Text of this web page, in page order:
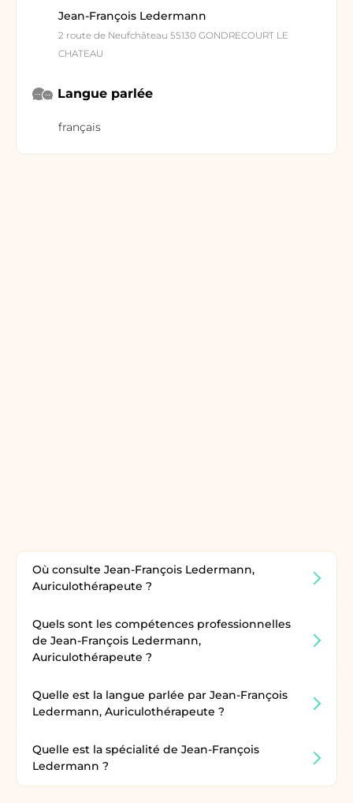
Jean-François Ledermann
2 route de Neufchâteau 55130 GONDRECOURT LE
CHATEAU
Langue parlée
français
Où consulte Jean-François Ledermann,
Auriculothérapeute ?
Quels sont les compétences professionnelles
de Jean-François Ledermann,
Auriculothérapeute ?
Quelle est la langue parlée par Jean-François
Ledermann, Auriculothérapeute ?
Quelle est la spécialité de Jean-François
Ledermann ?